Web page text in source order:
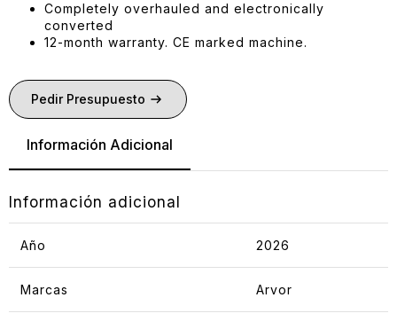
Completely overhauled and electronically
converted
12-month warranty. CE marked machine.
Pedir Presupuesto
Información Adicional
Información adicional
Año 2026
Marcas Arvor